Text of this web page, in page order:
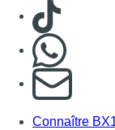
Consulter
Connaître